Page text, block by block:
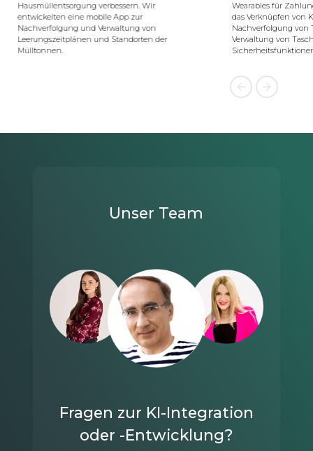
Wearables für Zahlungen. Die App erleichtert
das Verknüpfen von Kreditkarten, die
Nachverfolgung von Transaktionen sowie die
Verwaltung von Taschengeld für Kinder und
Sicherheitsfunktionen.
Unser Team
Fragen zur KI-Integration
oder -Entwicklung?